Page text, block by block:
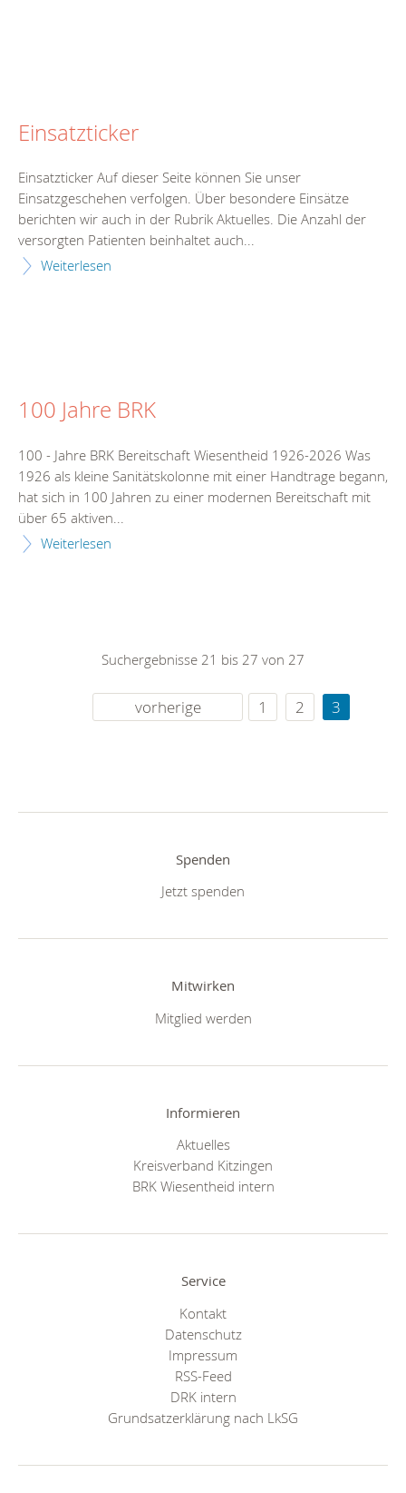
Einsatzticker
Einsatzticker Auf dieser Seite können Sie unser
Einsatzgeschehen verfolgen. Über besondere Einsätze
berichten wir auch in der Rubrik Aktuelles. Die Anzahl der
versorgten Patienten beinhaltet auch...
Weiterlesen
100 Jahre BRK
100 - Jahre BRK Bereitschaft Wiesentheid 1926-2026 Was
1926 als kleine Sanitätskolonne mit einer Handtrage begann,
hat sich in 100 Jahren zu einer modernen Bereitschaft mit
über 65 aktiven...
Weiterlesen
Suchergebnisse 21 bis 27 von 27
vorherige 1 2 3
Spenden
Jetzt spenden
Mitwirken
Mitglied werden
Informieren
Aktuelles
Kreisverband Kitzingen
BRK Wiesentheid intern
Service
Kontakt
Datenschutz
Impressum
RSS-Feed
DRK intern
Grundsatzerklärung nach LkSG